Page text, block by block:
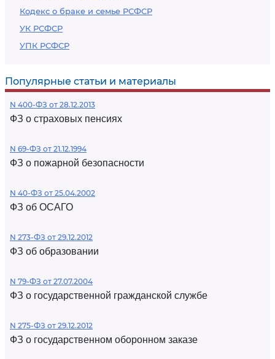
Кодекс о браке и семье РСФСР
УК РСФСР
УПК РСФСР
Популярные статьи и материалы
N 400-ФЗ от 28.12.2013
ФЗ о страховых пенсиях
N 69-ФЗ от 21.12.1994
ФЗ о пожарной безопасности
N 40-ФЗ от 25.04.2002
ФЗ об ОСАГО
N 273-ФЗ от 29.12.2012
ФЗ об образовании
N 79-ФЗ от 27.07.2004
ФЗ о государственной гражданской службе
N 275-ФЗ от 29.12.2012
ФЗ о государственном оборонном заказе